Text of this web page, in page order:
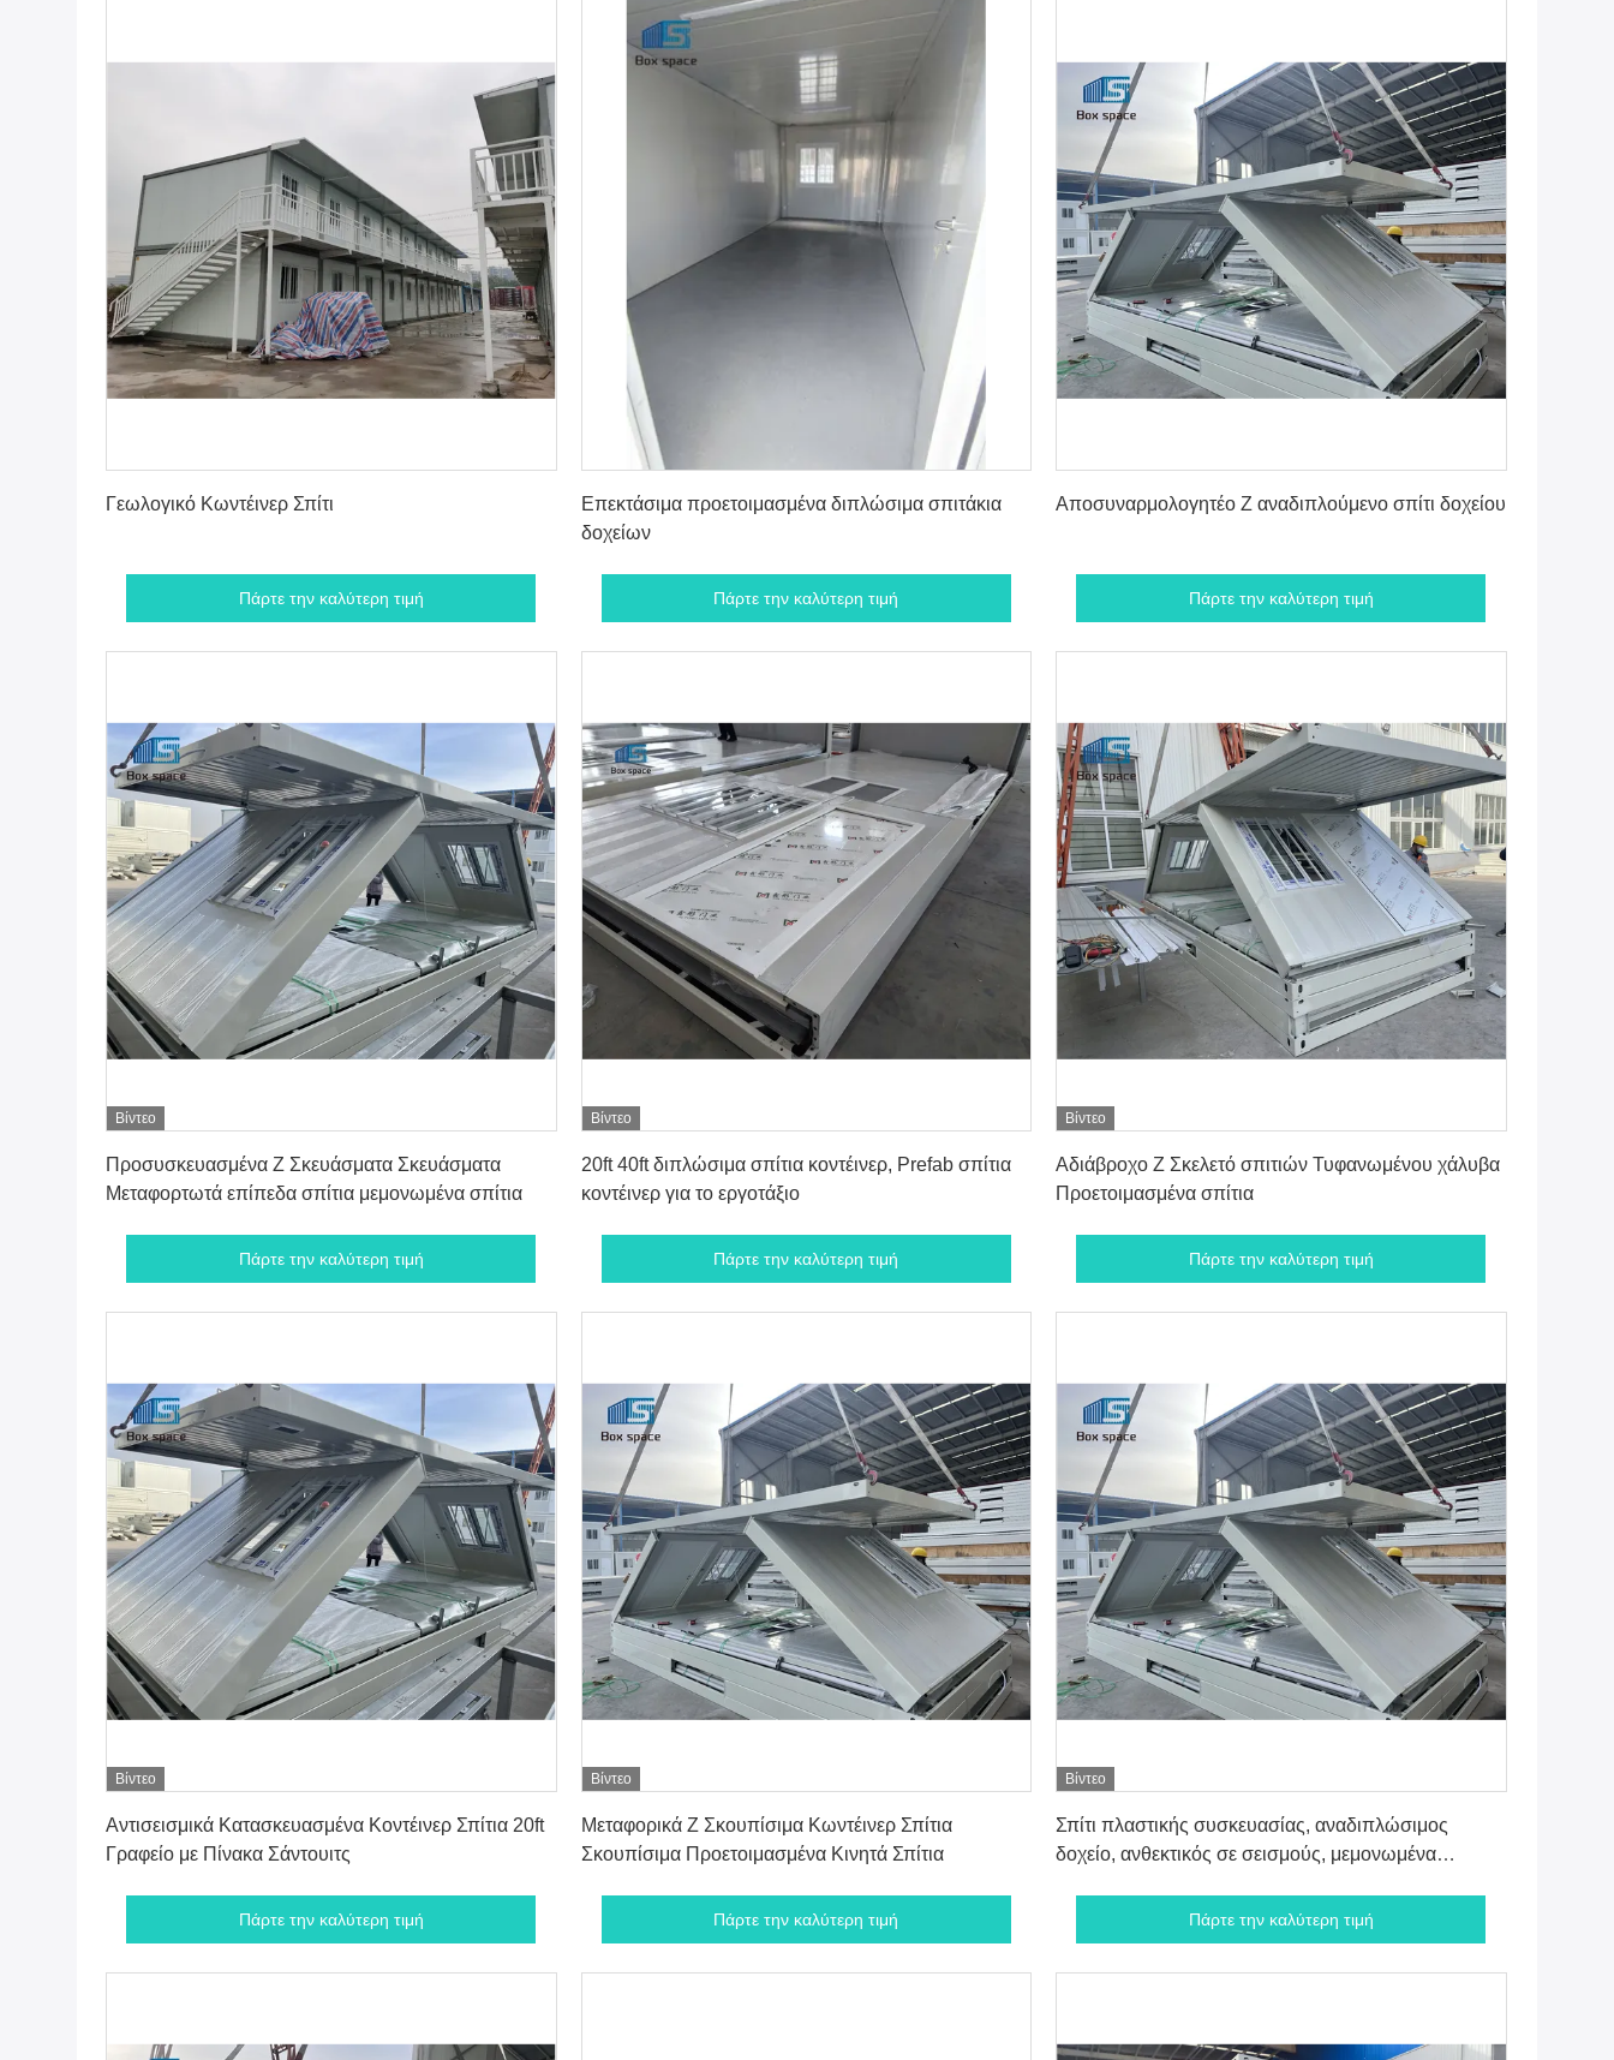
Γεωλογικό Κωντέινερ Σπίτι
Πάρτε την καλύτερη τιμή
Επεκτάσιμα προετοιμασμένα διπλώσιμα σπιτάκια
δοχείων
Πάρτε την καλύτερη τιμή
Αποσυναρμολογητέο Z αναδιπλούμενο σπίτι δοχείου
Πάρτε την καλύτερη τιμή
Βίντεο
Προσυσκευασμένα Z Σκευάσματα Σκευάσματα
Μεταφορτωτά επίπεδα σπίτια μεμονωμένα σπίτια
Πάρτε την καλύτερη τιμή
Βίντεο
20ft 40ft διπλώσιμα σπίτια κοντέινερ, Prefab σπίτια
κοντέινερ για το εργοτάξιο
Πάρτε την καλύτερη τιμή
Βίντεο
Αδιάβροχο Z Σκελετό σπιτιών Τυφανωμένου χάλυβα
Προετοιμασμένα σπίτια
Πάρτε την καλύτερη τιμή
Βίντεο
Αντισεισμικά Κατασκευασμένα Κοντέινερ Σπίτια 20ft
Γραφείο με Πίνακα Σάντουιτς
Πάρτε την καλύτερη τιμή
Βίντεο
Μεταφορικά Z Σκουπίσιμα Κωντέινερ Σπίτια
Σκουπίσιμα Προετοιμασμένα Κινητά Σπίτια
Πάρτε την καλύτερη τιμή
Βίντεο
Σπίτι πλαστικής συσκευασίας, αναδιπλώσιμος
δοχείο, ανθεκτικός σε σεισμούς, μεμονωμένα
Πάρτε την καλύτερη τιμή